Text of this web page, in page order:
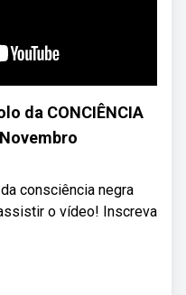
da CONCIÊNCIA
consciência negra
o vídeo! Inscreva